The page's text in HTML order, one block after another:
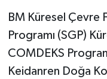
BM Küresel Çevre
Programı (SGP)
COMDEKS
Keidanren Doğa